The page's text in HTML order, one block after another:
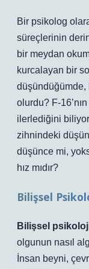
Bir psikolog
süreçlerinin
bir meydan
kurcalayan bir
düşündüğümde,
olurdu? F-
ilerlediğini
zihnindeki
düşünce mi,
hız mıdır?
Bilişsel
Bilişsel
olgunun nasıl
İnsan beyni,